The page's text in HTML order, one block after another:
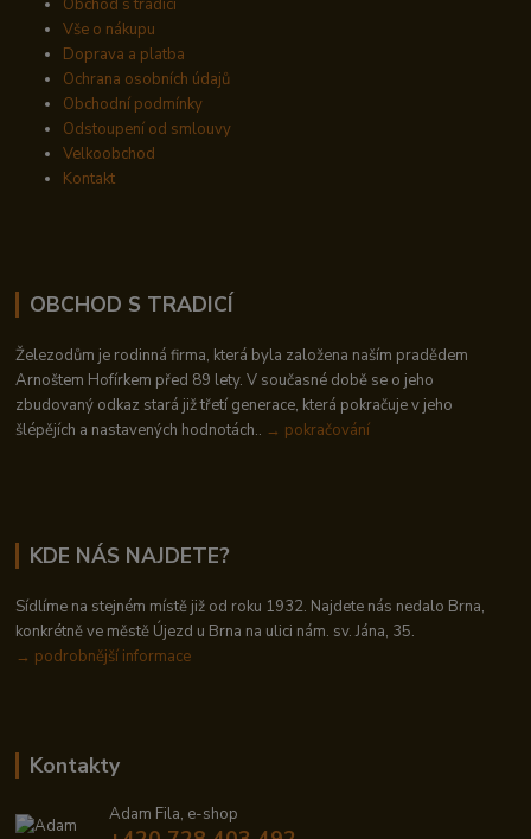
Obchod s tradicí
Vše o nákupu
Doprava a platba
Ochrana osobních údajů
Obchodní podmínky
Odstoupení od smlouvy
Velkoobchod
Kontakt
OBCHOD S TRADICÍ
Železodům je rodinná firma, která byla založena naším pradědem
Arnoštem Hofírkem před 89 lety. V současné době se o jeho
zbudovaný odkaz stará již třetí generace, která pokračuje v jeho
šlépějích a nastavených hodnotách.. → pokračování
KDE NÁS NAJDETE?
Sídlíme na stejném místě již od roku 1932. Najdete nás nedalo Brna,
konkrétně ve městě Újezd u Brna na ulici nám. sv. Jána, 35.
→ podrobnější informace
Kontakty
Adam Fila, e-shop